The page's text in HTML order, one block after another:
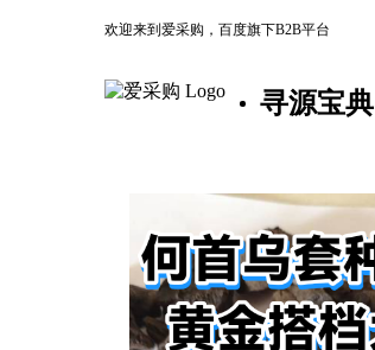
欢迎来到爱采购，百度旗下B2B平台
寻源宝典